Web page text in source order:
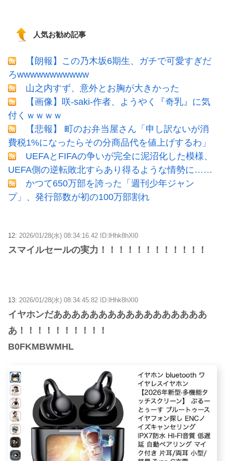
人気お勧め記事
【朗報】この乃木坂6期生、ガチで可愛すぎだ
ろwwwwwwwwwww
山之内すず、意外とお胸が大きかった
【画像】咲-saki-作者、ようやく『奇乳』に気
付くｗｗｗｗ
【悲報】 町のお弁当屋さん「申し訳ないが消
費税1%になったらその分商品代を値上げするわ」
UEFAとFIFAの争いが完全に泥沼化した模様、
UEFA側の逆転敗北すらあり得るような情勢に……
かつて650万部を誇った「週刊少年ジャン
プ」、発行部数が初の100万部割れ
12: 2026/01/28(水) 08:34:16.42 ID:lHhk8hXl0
スマイルセールの実力！！！！！！！！！！！！
13: 2026/01/28(水) 08:34:45.82 ID:lHhk8hXl0
イヤホンだあああああああああああああああああ
あ！！！！！！！！！！
B0FKMBWMHL